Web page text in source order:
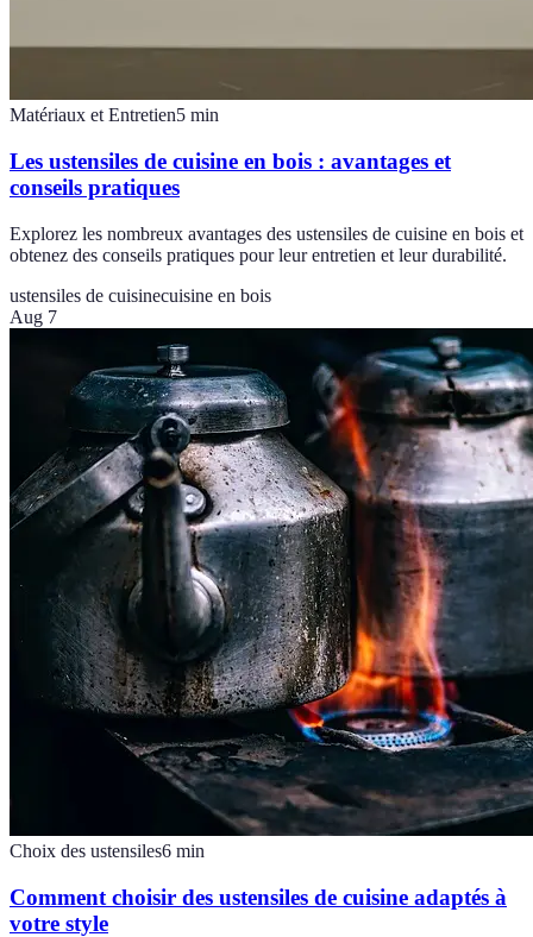
Matériaux et Entretien5 min
Les ustensiles de cuisine en bois : avantages et
conseils pratiques
Explorez les nombreux avantages des ustensiles de cuisine en bois et
obtenez des conseils pratiques pour leur entretien et leur durabilité.
ustensiles de cuisinecuisine en bois
Aug 7
Choix des ustensiles6 min
Comment choisir des ustensiles de cuisine adaptés à
votre style